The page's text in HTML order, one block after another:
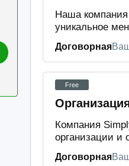
Наша компания
уникальное
Договорная
Free
Компания
организации
Договорная